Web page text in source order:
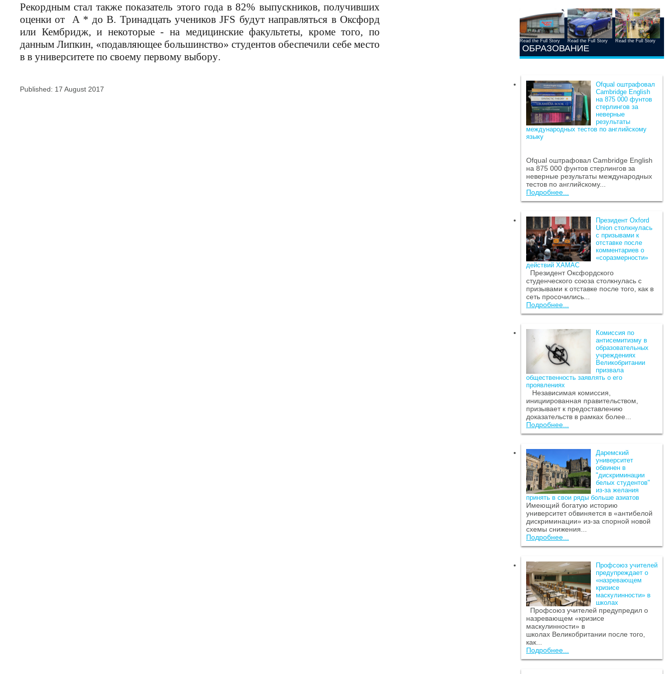
Рекордным стал также показатель этого года в 82% выпускников, получивших
оценки от A * до B. Тринадцать учеников JFS будут направляться в Оксфорд
или Кембридж, и некоторые - на медицинские факультеты, кроме того, по
данным Липкин, «подавляющее большинство» студентов обеспечили себе место
в в университете по своему первому выбору.
Published: 17 August 2017
Read the Full Story Read the Full Story Read the Full Story
ОБРАЗОВАНИЕ
Ofqual оштрафовал
Cambridge English
на 875 000 фунтов
стерлингов за
неверные
результаты
международных тестов по английскому
языку
Ofqual оштрафовал Cambridge English
на 875 000 фунтов стерлингов за
неверные результаты международных
тестов по английскому...
Подробнее...
Президент Oxford
Union столкнулась
с призывами к
отставке после
комментариев о
«соразмерности»
действий ХАМАС
Президент Оксфордского
студенческого союза столкнулась с
призывами к отставке после того, как в
сеть просочились...
Подробнее...
Комиссия по
антисемитизму в
образовательных
учреждениях
Великобритании
призвала
общественность заявлять о его
проявлениях
Независимая комиссия,
инициированная правительством,
призывает к предоставлению
доказательств в рамках более...
Подробнее...
Даремский
университет
обвинен в
"дискриминации
белых студентов"
из-за желания
принять в свои ряды больше азиатов
Имеющий богатую историю
университет обвиняется в «антибелой
дискриминации» из-за спорной новой
схемы снижения...
Подробнее...
Профсоюз учителей
предупреждает о
«назревающем
кризисе
маскулинности» в
школах
Профсоюз учителей предупредил о
назревающем «кризисе
маскулинности» в
школах Великобритании после того,
как...
Подробнее...